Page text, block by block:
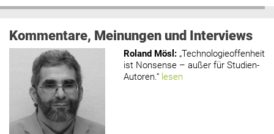
Kommentare, Meinungen und Interviews
Roland Mösl : „Technologieoffenheit
ist Nonsense – außer für Studien-
Autoren.“ lesen